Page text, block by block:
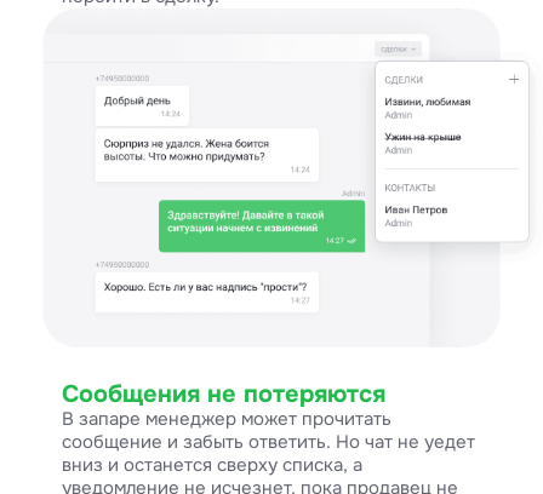
Сообщения не потеряются
В запаре менеджер может прочитать
сообщение и забыть ответить. Но чат не уедет
вниз и останется сверху списка, а
уведомление не исчезнет, пока продавец не